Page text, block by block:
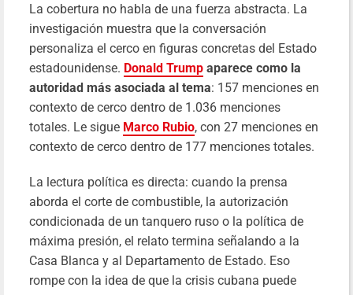
La cobertura no habla de una fuerza abstracta. La
investigación muestra que la conversación
personaliza el cerco en figuras concretas del Estado
estadounidense. Donald Trump aparece como la
autoridad más asociada al tema: 157 menciones en
contexto de cerco dentro de 1.036 menciones
totales. Le sigue Marco Rubio, con 27 menciones en
contexto de cerco dentro de 177 menciones totales.
La lectura política es directa: cuando la prensa
aborda el corte de combustible, la autorización
condicionada de un tanquero ruso o la política de
máxima presión, el relato termina señalando a la
Casa Blanca y al Departamento de Estado. Eso
rompe con la idea de que la crisis cubana puede